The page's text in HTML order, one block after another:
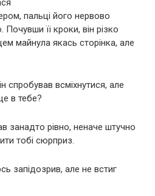
пальці його нервово
її кроки, він різко
майнула якась сторінка, але
спробував всміхнутися, але
в тебе?
занадто рівно, неначе штучно
тобі сюрприз.
запідозрив, але не встиг